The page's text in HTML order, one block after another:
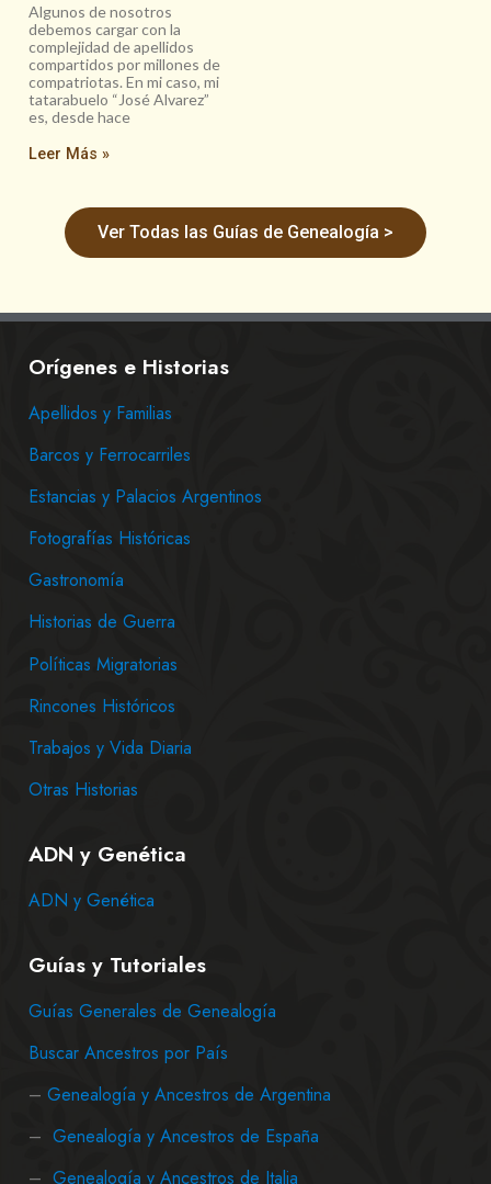
Algunos de nosotros
debemos cargar con la
complejidad de apellidos
compartidos por millones de
compatriotas. En mi caso, mi
tatarabuelo “José Alvarez”
es, desde hace
Leer Más »
Ver Todas las Guías de Genealogía >
Orígenes e Historias
Apellidos y Familias
Barcos y Ferrocarriles
Estancias y Palacios Argentinos
Fotografías Históricas
Gastronomía
Historias de Guerra
Políticas Migratorias
Rincones Históricos
Trabajos y Vida Diaria
Otras Historias
ADN y Genética
ADN y Genética
Guías y Tutoriales
Guías Generales de Genealogía
Buscar Ancestros por País
– Genealogía y Ancestros de Argentina
– Genealogía y Ancestros de España
– Genealogía y Ancestros de Italia